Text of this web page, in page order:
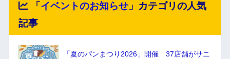
「 イベントのお知らせ」カテゴリの人気
記事
「夏のパンまつり2026」開催 37店舗がサニ